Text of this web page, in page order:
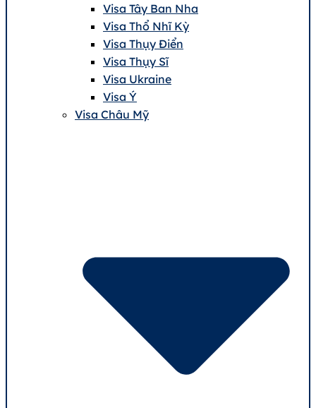
Visa Tây Ban Nha
Visa Thổ Nhĩ Kỳ
Visa Thụy Điển
Visa Thụy Sĩ
Visa Ukraine
Visa Ý
Visa Châu Mỹ